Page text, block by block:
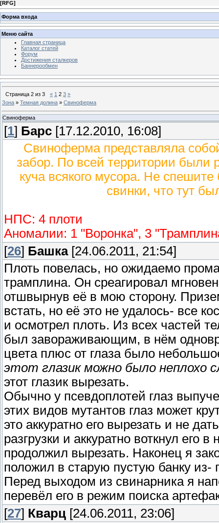
[RFG]
Форма входа
Меню сайта
Главная страница
Каталог статей
Форум
Достижения сталкеров
Баннерообмен
Страница 2 из 3 « 1 2 3 »
Зона » Темная долина » Свиноферма
Свиноферма
[1] Барс [17.12.2010, 16:08]
Свиноферма представляла
забор. По всей территории были
куча всякого мусора. Не
свинки, что тут
НПС: 4 плоти
Аномалии: 1 "Воронка", 3
[26] Башка[24.06.2011, 21:54]
Плоть повелась, но ожидаемо
трамплина. Он среагировал
отшвырнув её в мою сторону.
встать, но её это не удалось- все
и осмотрел плоть. Из всех частей
был завораживающим, в нём
цвета плюс от глаза было
этот глазик можно было неплохо
этот глазик вырезать.
Обычно у псевдоплотей глаз
этих видов мутантов глаз может
это аккуратно его вырезать и не
разгрузки и аккуратно воткнул его
продолжил вырезать. Наконец я
положил в старую пустую банку из-
Перед выходом из свинарника я
перевёл его в режим поиска
[27] Кварц [24.06.2011, 23:06]